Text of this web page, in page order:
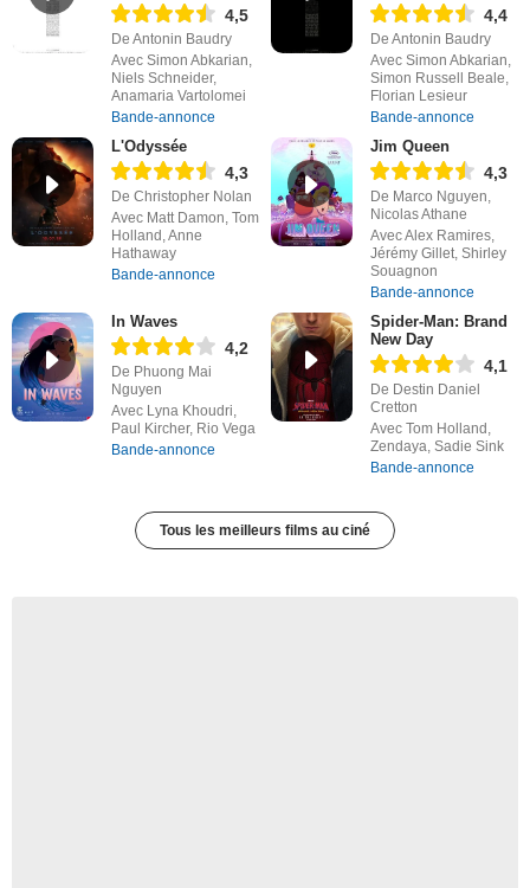
4,5
De Antonin Baudry
Avec Simon Abkarian,
Niels Schneider,
Anamaria Vartolomei
Bande-annonce
4,4
De Antonin Baudry
Avec Simon Abkarian,
Simon Russell Beale,
Florian Lesieur
Bande-annonce
L'Odyssée
4,3
De Christopher Nolan
Avec Matt Damon, Tom
Holland, Anne
Hathaway
Bande-annonce
Jim Queen
4,3
De Marco Nguyen,
Nicolas Athane
Avec Alex Ramires,
Jérémy Gillet, Shirley
Souagnon
Bande-annonce
In Waves
4,2
De Phuong Mai
Nguyen
Avec Lyna Khoudri,
Paul Kircher, Rio Vega
Bande-annonce
Spider-Man: Brand
New Day
4,1
De Destin Daniel
Cretton
Avec Tom Holland,
Zendaya, Sadie Sink
Bande-annonce
Tous les meilleurs films au ciné